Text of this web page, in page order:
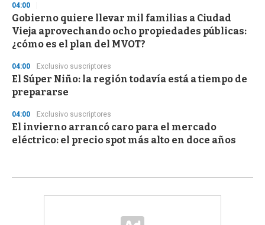
04:00
Gobierno quiere llevar mil familias a Ciudad
Vieja aprovechando ocho propiedades públicas:
¿cómo es el plan del MVOT?
04:00 Exclusivo suscriptores
El Súper Niño: la región todavía está a tiempo de
prepararse
04:00 Exclusivo suscriptores
El invierno arrancó caro para el mercado
eléctrico: el precio spot más alto en doce años